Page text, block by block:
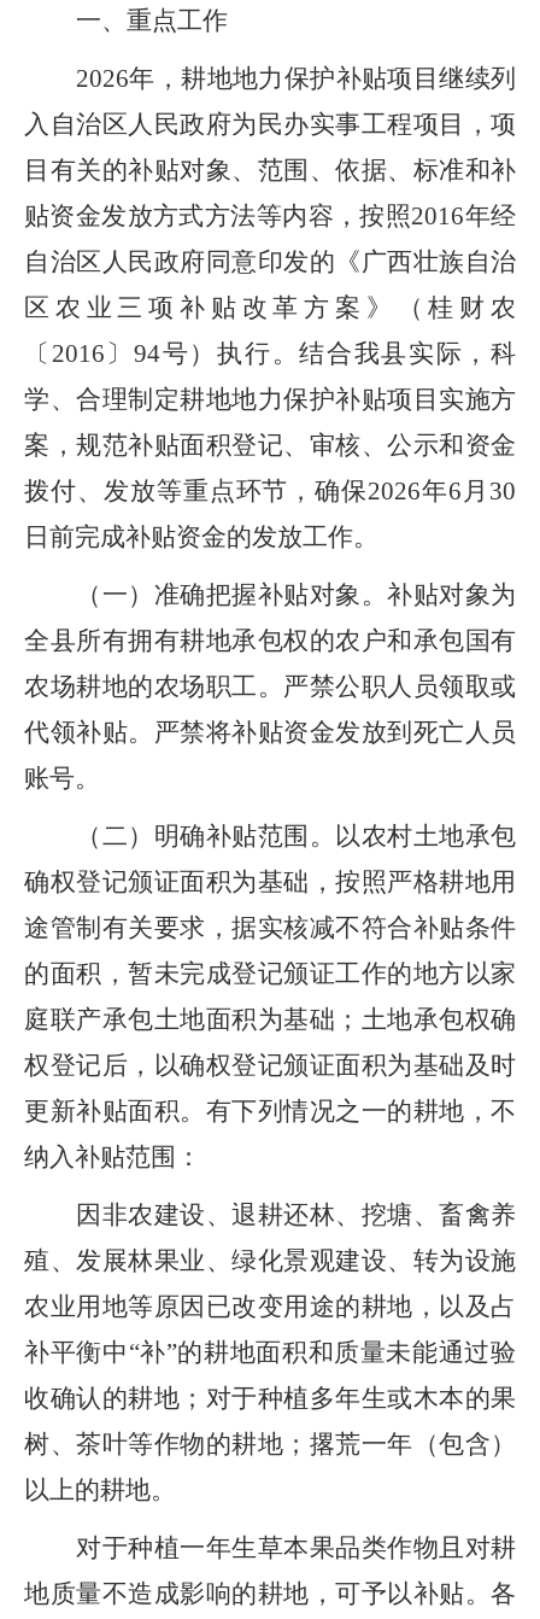
一、重点工作
2026年，耕地地力保护补贴项目继续列
入自治区人民政府为民办实事工程项目，项
目有关的补贴对象、范围、依据、标准和补
贴资金发放方式方法等内容，按照2016年经
自治区人民政府同意印发的《广西壮族自治
区农业三项补贴改革方案》
（桂财农
〔 2016 〕94号）执行。结合我县实际，科
学、合理制定耕地地力保护补贴项目实施方
案，规范补贴面积登记、审核、公示和资金
拨付、发放等重点环节，确保2026年6 月 30
日前完成补贴资金的发放工作。
（一） 准确把握补贴对象。 补贴对象为
全县所有拥有耕地承包权的农户和承包国有
农场耕地的农场职工。严禁公职人员领取或
代领补贴。严禁将补贴资金发放到死亡人 员
账号。
（二） 明确补贴范围。
以农村土地承包
确权登记颁证面积为基础，按照严格耕地用
途管制有关要求，据实核减不符合补贴条件
的面积，暂未完成登记颁证工作的地方以家
庭联产承包土地面积为基础 ； 土地承包权确
权登记后，以确权登记颁证面积为基础及时
更新补贴面积。有下列情况之一的耕地，不
纳入补贴范围 ：
因非农建设、退耕还林、挖塘、畜禽养
殖、发展林果业、绿化景观建设、转为设施
农业用地等原因已改变用途的耕地，以及占
补平衡中“补”的耕地面积和质量未能通过验
收确认的耕地 ； 对于种植多年生或木本的果
树、茶叶等作物的耕地 ；撂荒一年 （包含）
以上的耕地。
对于种植一年生草本果品类作物且对耕
地质量不造成影响的耕地，可予以补贴。各